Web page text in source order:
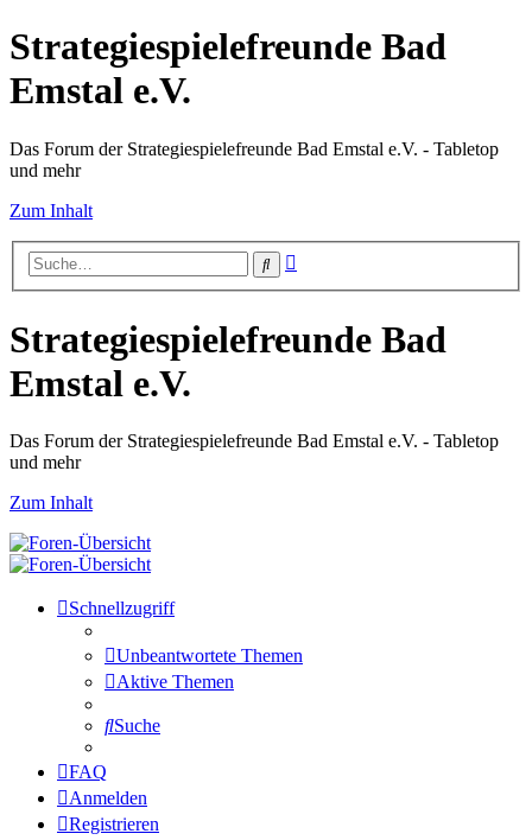
Strategiespielefreunde Bad
Emstal e.V.
Das Forum der Strategiespielefreunde Bad Emstal e.V. - Tabletop
und mehr
Zum Inhalt
Suche
Strategiespielefreunde Bad
Emstal e.V.
Das Forum der Strategiespielefreunde Bad Emstal e.V. - Tabletop
und mehr
Zum Inhalt
Schnellzugriff
Unbeantwortete Themen
Aktive Themen
Suche
FAQ
Anmelden
Registrieren